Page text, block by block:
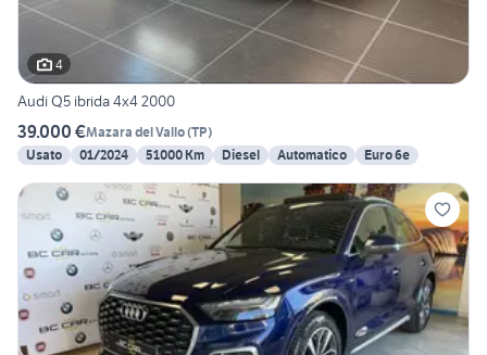
4
Audi Q5 ibrida 4x4 2000
39.000 €Mazara del Vallo(TP)
Usato
01/2024 51000 Km Diesel Automatico Euro 6e